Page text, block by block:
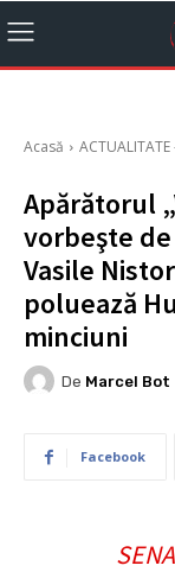
Acasă ACTUALITATE
Apărătorul
vorbeşte
Vasile
poluează
minciuni
De Marcel Bot
Facebook